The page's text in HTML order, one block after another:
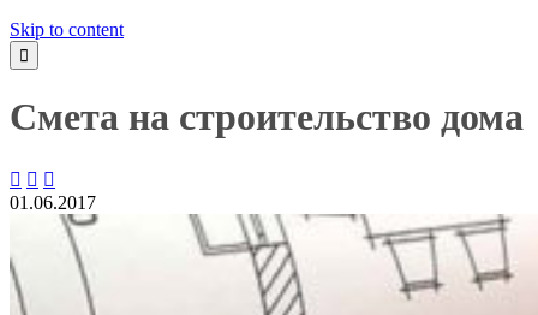
Skip to content

Смета на строительство дома
  
01.06.2017